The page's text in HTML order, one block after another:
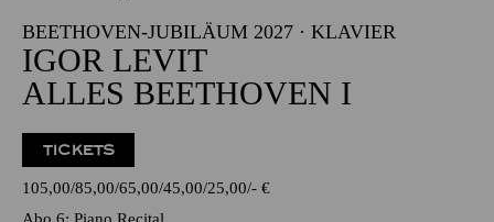
BEETHOVEN-JUBILÄUM 2027 · KLAVIER
IGOR LEVIT
ALLES BEETHOVEN I
TICKETS
105,00 85,00 65,00 45,00 25,00 - €
Abo 6: Piano Recital